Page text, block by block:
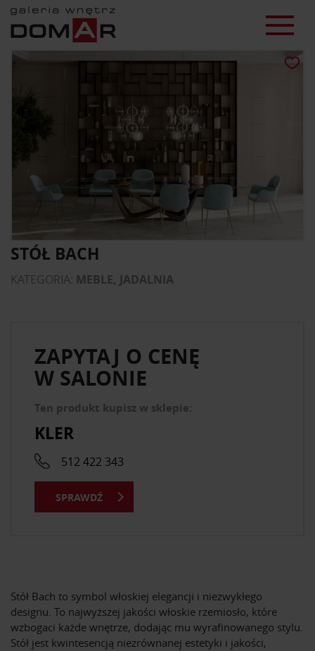
STÓŁ BACH
KATEGORIA: MEBLE, JADALNIA
Stół Bach to symbol włoskiej elegancji i niezwykłego
designu. To najwyższej jakości włoskie rzemiosło, które
wzbogaci każde wnętrze, dodając mu wyrafinowanego stylu.
Stół jest kwintesencją niezrównanej estetyki i jakości,
ZAPYTAJ O CENĘ
W SALONIE
Ten produkt kupisz w sklepie:
KLER
512 422 343
SPRAWDŹ